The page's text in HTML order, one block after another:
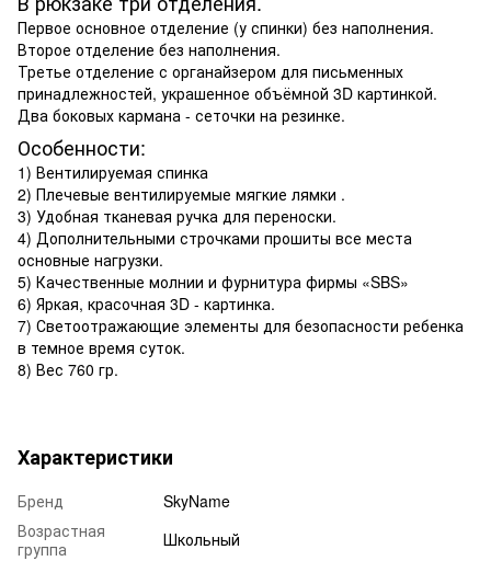
Первое основное отделение (у спинки) без наполнения.
Второе отделение без наполнения.
Третье отделение с органайзером для письменных
принадлежностей, украшенное объёмной 3D картинкой.
Два боковых кармана - сеточки на резинке.
Особенности:
1) Вентилируемая спинка
2) Плечевые вентилируемые мягкие лямки .
3) Удобная тканевая ручка для переноски.
4) Дополнительными строчками прошиты все места
основные нагрузки.
5) Качественные молнии и фурнитура фирмы «SBS»
6) Яркая, красочная 3D - картинка.
7) Светоотражающие элементы для безопасности ребенка
в темное время суток.
8) Вес 760 гр.
Характеристики
Бренд
SkyName
Возрастная
группа
Школьный